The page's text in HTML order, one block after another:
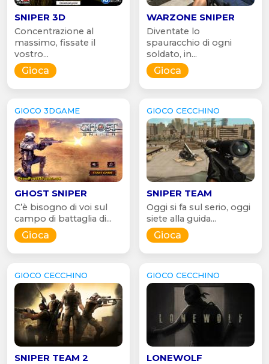
SNIPER 3D
Concentrazione al
massimo, fissate il
vostro...
Gioca
WARZONE SNIPER
Diventate lo
spauracchio di ogni
soldato, in...
Gioca
GIOCO 3DGAME
GHOST SNIPER
C’è bisogno di voi sul
campo di battaglia di...
Gioca
GIOCO CECCHINO
SNIPER TEAM
Oggi si fa sul serio, oggi
siete alla guida...
Gioca
GIOCO CECCHINO
SNIPER TEAM 2
GIOCO CECCHINO
LONEWOLF